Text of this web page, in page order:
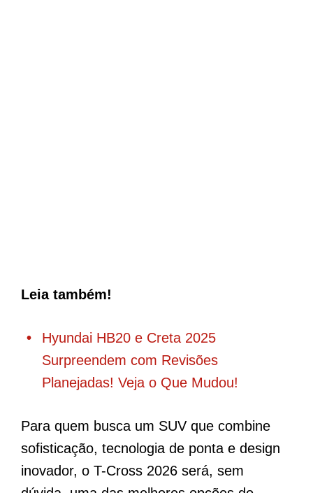
Leia também!
Hyundai HB20 e Creta 2025
Surpreendem com Revisões
Planejadas! Veja o Que Mudou!
Para quem busca um SUV que combine
sofisticação, tecnologia de ponta e design
inovador, o T-Cross 2026 será, sem